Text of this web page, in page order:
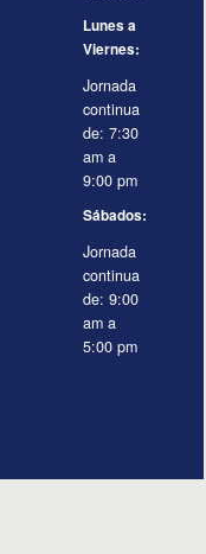
Lunes a
Viernes:
Jornada
continua
de: 7:30
am a
9:00 pm
Sábados:
Jornada
continua
de: 9:00
am a
5:00 pm